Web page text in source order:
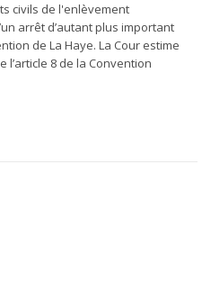
civils de l'enlèvement
arrêt d’autant plus important
de La Haye. La Cour estime
8 de la Convention